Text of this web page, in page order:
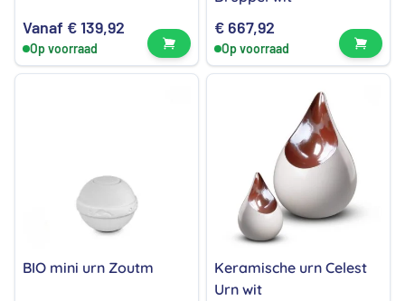
Vanaf €139,92
Op voorraad Bekijk product
€ 667,92
Op voorraad
BIO mini urn Zoutm
Keramische urn Celest
Urn wit